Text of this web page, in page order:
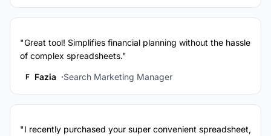
"Great tool! Simplifies financial planning without the hassle
of complex spreadsheets."
F Fazia Search Marketing Manager
"I recently purchased your super convenient spreadsheet,